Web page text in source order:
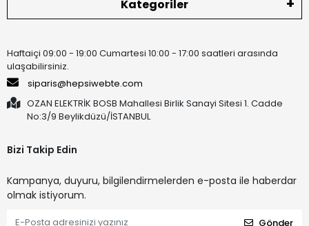
Kategoriler
Haftaiçi 09:00 - 19:00 Cumartesi 10:00 - 17:00 saatleri arasında
ulaşabilirsiniz.
siparis@hepsiwebte.com
OZAN ELEKTRİK BOSB Mahallesi Birlik Sanayi Sitesi 1. Cadde
No:3/9 Beylikdüzü/İSTANBUL
Bizi Takip Edin
Kampanya, duyuru, bilgilendirmelerden e-posta ile haberdar
olmak istiyorum.
Gönder